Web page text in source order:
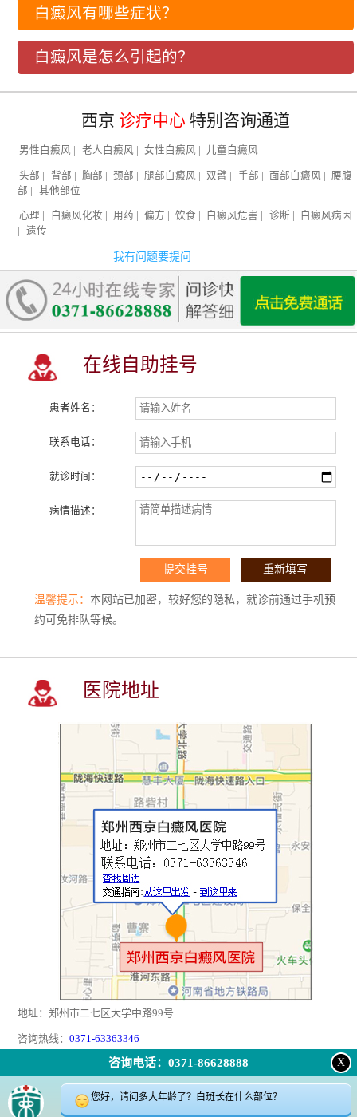
白癜风有哪些症状？
白癜风是怎么引起的？
西京 诊疗中心 特别咨询通道
男性白癜风 老人白癜风 女性白癜风 儿童白癜风
头部 | 背部 | 胸部 | 颈部 | 腿部白癜风 | 双臂 | 手部 | 面部白癜风 |
腰腹
部 | 其他部位
心理 白癜风化妆 用药 偏方 饮食 白癜风危害 诊断
白癜风病因
遗传
我有问题要提问
在线自助挂号
患者姓名：
联系电话：
就诊时间：
病情描述：
温馨提示：本网站已加密，较好您的隐私，就诊前通过手机预
约可免排队等候。
医院地址
地址：郑州市二七区大学中路99号
咨询热线：0371-63363346
返回顶部|在线问诊|电话咨询|来院路线
咨询电话：0371-86628888 X
您好，请问多大年龄了？白斑长在什么部位？